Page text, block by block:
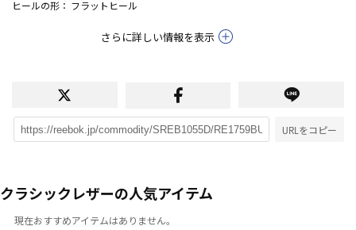
ヒールの形 ： フラットヒール
さらに詳しい情報を表示
URLをコピー
クラシックレザーの人気アイテム
現在おすすめアイテムはありません。